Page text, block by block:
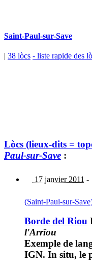
Saint-Paul-sur-Save
| 38 lòcs - liste rapide des
Lòcs (lieux-dits =
Paul-sur-Save :
17 janvier 2011 -
(Saint-Paul-sur-
Borde del Riou
l'Arrïou
Exemple de
IGN. In situ, le